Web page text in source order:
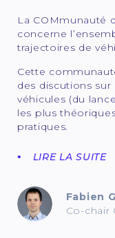
La COMmunauté
concerne
trajectoires de
Cette
des discutions sur
véhicules (du
les plus
pratiques.
LIRE LA SUITE
Fabien
Co-chair